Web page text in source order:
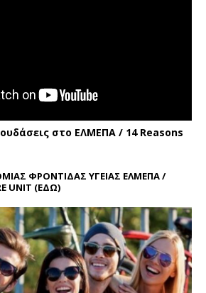
στο ΕΛΜΕΠΑ / 14 Reasons
ΦΡΟΝΤΙΔΑΣ ΥΓΕΙΑΣ ΕΛΜΕΠΑ /
UNIT (ΕΔΩ)